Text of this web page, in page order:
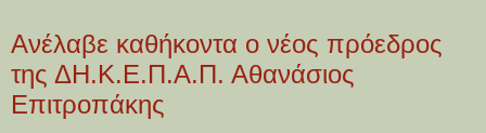
Ανέλαβε καθήκοντα ο νέος πρόεδρος
της ΔΗ.Κ.Ε.Π.Α.Π. Αθανάσιος
Επιτροπάκης